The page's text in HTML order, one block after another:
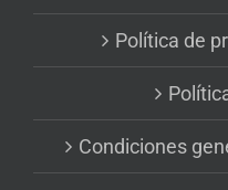
Política de
Condiciones